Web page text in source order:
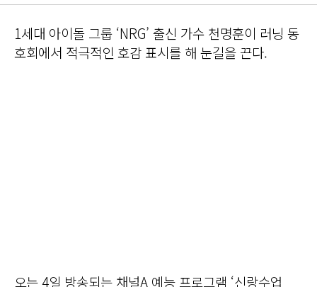
1세대 아이돌 그룹 ‘NRG’ 출신 가수 천명훈이 러닝 동
호회에서 적극적인 호감 표시를 해 눈길을 끈다.
오는 4일 방송되는 채널A 예능 프로그램 ‘신랑수업